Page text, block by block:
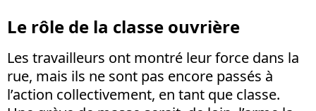
Le rôle de la classe ouvrière
Les travailleurs ont montré leur force dans la
rue, mais ils ne sont pas encore passés à
l’action collectivement, en tant que classe.